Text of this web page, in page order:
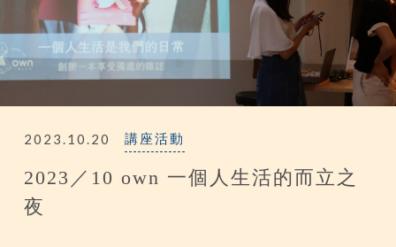
2023.10.20 講座活動
2023／10 own 一個人生活的而立之
夜